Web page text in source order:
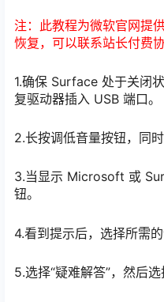
注：此教程为微软官网提
恢复，可以联系站长付费
1.确保 Surface 处于关闭
复驱动器插入 USB 端口。
2.长按调低音量按钮，同
3.当显示 Microsoft 或
钮。
4.看到提示后，选择所需的
5.选择“疑难解答”，然后选